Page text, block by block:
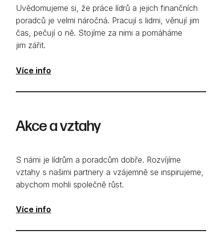
Uvědomujeme si, že práce lídrů a jejich finančních
poradců je velmi náročná. Pracují s lidmi, věnují jim
čas, pečují o ně. Stojíme za nimi a pomáháme
jim zářit.
Více info
Akce a vztahy
S námi je lídrům a poradcům dobře. Rozvíjíme
vztahy s našimi partnery a vzájemně se inspirujeme,
abychom mohli společně růst.
Více info